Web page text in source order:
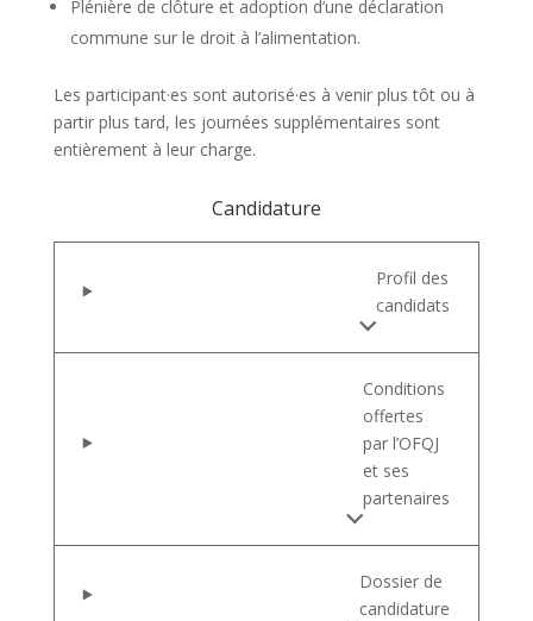
Plénière de clôture et adoption d’une déclaration
commune sur le droit à l’alimentation.
Les participant·es sont autorisé·es à venir plus tôt ou à
partir plus tard, les journées supplémentaires sont
entièrement à leur charge.
Candidature
Profil des
candidats
Conditions
offertes
par l’OFQJ
et ses
partenaires
Dossier de
candidature